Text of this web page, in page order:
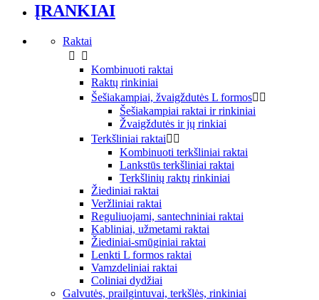
ĮRANKIAI
Raktai


Kombinuoti raktai
Raktų rinkiniai
Šešiakampiai, žvaigždutės L formos 
Šešiakampiai raktai ir rinkiniai
Žvaigždutės ir jų rinkiai
Terkšliniai raktai 
Kombinuoti terkšliniai raktai
Lankstūs terkšliniai raktai
Terkšlinių raktų rinkiniai
Žiediniai raktai
Veržliniai raktai
Reguliuojami, santechniniai raktai
Kabliniai, užmetami raktai
Žiediniai-smūginiai raktai
Lenkti L formos raktai
Vamzdeliniai raktai
Coliniai dydžiai
Galvutės, prailgintuvai, terkšlės, rinkiniai